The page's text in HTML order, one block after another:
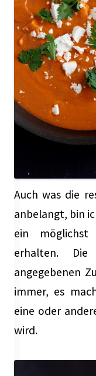
Auch was die
anbelangt, bin
ein möglichst
erhalten.
angegebenen
immer, es
eine oder
wird.